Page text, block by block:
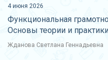
4 июня 2026
Функциональная
Основы теории и
Жданова Светлана Геннадьевна